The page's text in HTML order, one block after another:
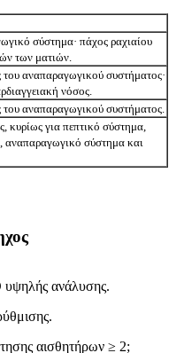
σύστημα· πάχος ραχιαίου
των ματιών.
αναπαραγωγικού συστήματος·
νόσος.
αναπαραγωγικού συστήματος.
κυρίως για πεπτικό σύστημα,
αναπαραγωγικό σύστημα και
ανάλυσης.
αισθητήρων ≥ 2;